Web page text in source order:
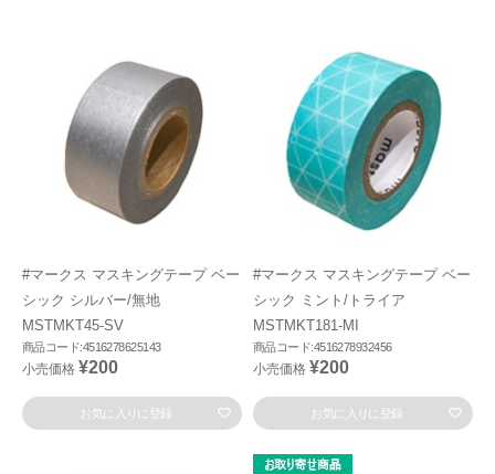
#マークス マスキングテープ ベー
シック シルバー/無地
MSTMKT45-SV
商品コード:4516278625143
小売価格 ¥200
お気に入りに登録
#マークス マスキングテープ ベー
シック ミント/トライア
MSTMKT181-MI
商品コード:4516278932456
小売価格 ¥200
お気に入りに登録